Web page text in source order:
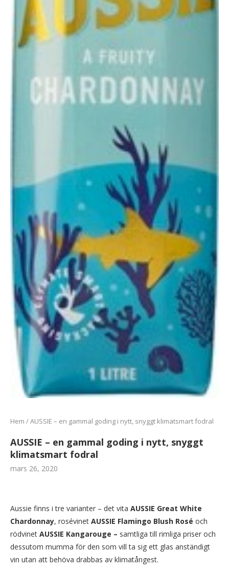
Hem /AUSSIE – en gammal goding i nytt, snyggt klimatsmart fodral
AUSSIE – en gammal goding i nytt, snyggt
klimatsmart fodral
mars 26, 2020
Aussie finns i tre varianter – det vita AUSSIE Great White
Chardonnay, rosévinet AUSSIE Flamingo Blush Rosé och
rödvinet AUSSIE Kangarouge – samtliga till rimliga priser och
dessutom mumma för den som vill ta sig ett glas anständigt
vin utan att behöva drabbas av klimatångest.